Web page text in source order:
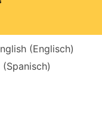
(Englisch)
(Spanisch)